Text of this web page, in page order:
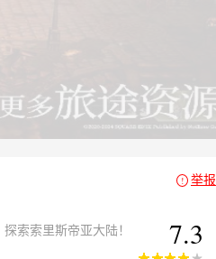
7.3
索索里斯帝亚大陆！
举报